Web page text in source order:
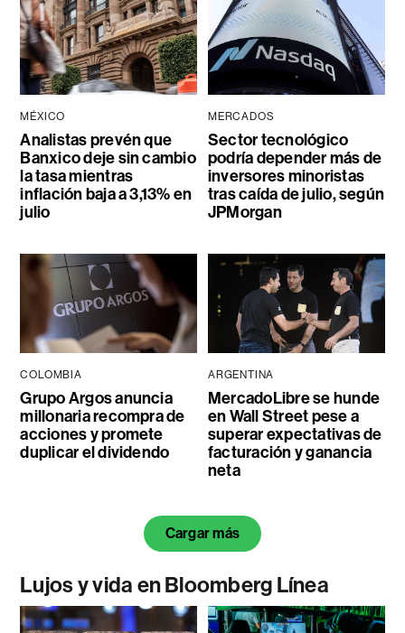
MÉXICO
Analistas prevén que
Banxico deje sin cambio
la tasa mientras
inflación baja a 3,13% en
julio
MERCADOS
Sector tecnológico
podría depender más de
inversores minoristas
tras caída de julio, según
JPMorgan
COLOMBIA
Grupo Argos anuncia
millonaria recompra de
acciones y promete
duplicar el dividendo
ARGENTINA
MercadoLibre se hunde
en Wall Street pese a
superar expectativas de
facturación y ganancia
neta
Cargar más
Lujos y vida en Bloomberg Línea